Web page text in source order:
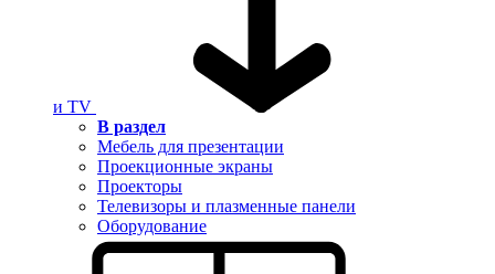
и TV
В раздел
Мебель для презентации
Проекционные экраны
Проекторы
Телевизоры и плазменные панели
Оборудование